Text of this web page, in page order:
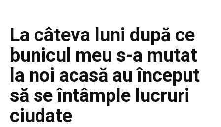
La câteva luni după ce
bunicul meu s-a mutat
la noi acasă au început
să se întâmple lucruri
ciudate